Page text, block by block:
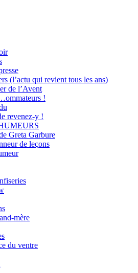
(l’actu qui revient tous les ans)
de l’Avent
!
revenez-y !
Greta Garbure
de leçons
mère
du ventre